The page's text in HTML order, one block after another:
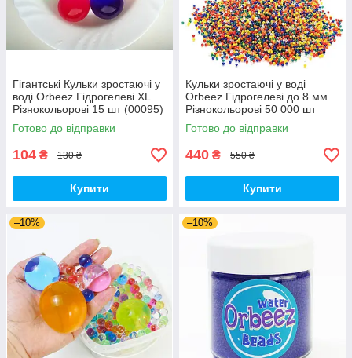
Гігантські Кульки зростаючі у
воді Orbeez Гідрогелеві XL
Різнокольорові 15 шт (00095)
Готово до відправки
104 ₴ 130 ₴
Купити
Кульки зростаючі у воді
Orbeez Гідрогелеві до 8 мм
Різнокольорові 50 000 шт
(00914)
Готово до відправки
440 ₴ 550 ₴
Купити
–10% –10%